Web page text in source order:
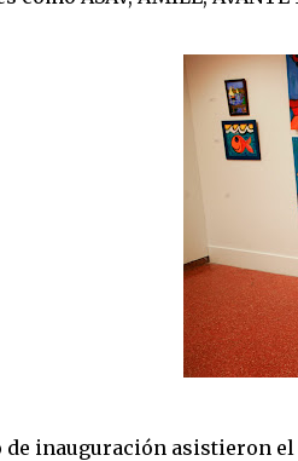
de inauguración asistieron